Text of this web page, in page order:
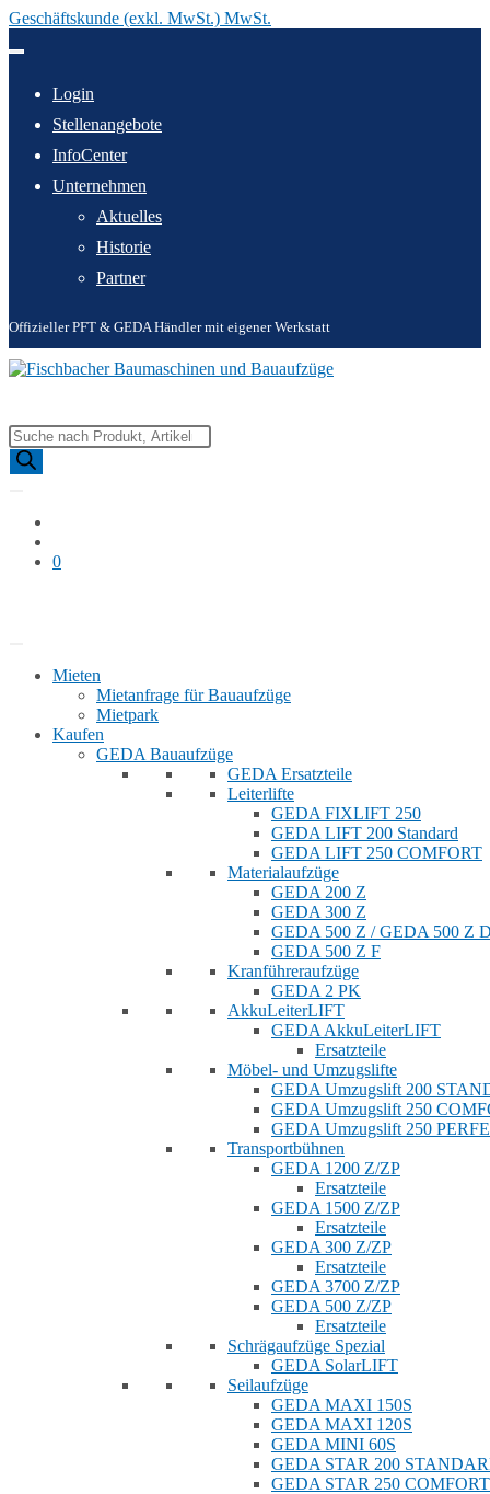
Geschäftskunde (exkl. MwSt.) MwSt.
Inhalt
Login
Stellenangebote
InfoCenter
Unternehmen
Aktuelles
Historie
Partner
Offizieller PFT & GEDA Händler mit eigener Werkstatt
Products
search
0
Mieten
Mietanfrage für Bauaufzüge
Mietpark
Kaufen
GEDA Bauaufzüge
GEDA Ersatzteile
Leiterlifte
GEDA FIXLIFT 250
GEDA LIFT 200 Standard
GEDA LIFT 250 COMFORT
Materialaufzüge
GEDA 200 Z
GEDA 300 Z
GEDA 500 Z / GEDA 500 Z
GEDA 500 Z F
Kranführeraufzüge
GEDA 2 PK
AkkuLeiterLIFT
GEDA AkkuLeiterLIFT
Ersatzteile
Möbel- und Umzugslifte
GEDA Umzugslift 200
GEDA Umzugslift 250
GEDA Umzugslift 250
Transportbühnen
GEDA 1200 Z/ZP
Ersatzteile
GEDA 1500 Z/ZP
Ersatzteile
GEDA 300 Z/ZP
Ersatzteile
GEDA 3700 Z/ZP
GEDA 500 Z/ZP
Ersatzteile
Schrägaufzüge Spezial
GEDA SolarLIFT
Seilaufzüge
GEDA MAXI 150S
GEDA MAXI 120S
GEDA MINI 60S
GEDA STAR 200
GEDA STAR 250 COMFORT